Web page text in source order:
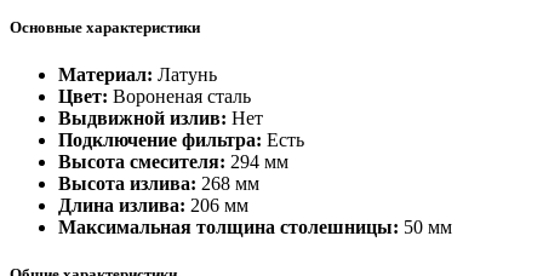
Основные характеристики
Материал: Латунь
Цвет: Вороненая сталь
Выдвижной излив: Нет
Подключение фильтра: Есть
Высота смесителя: 294 мм
Высота излива: 268 мм
Длина излива: 206 мм
Максимальная толщина столешницы: 50 мм